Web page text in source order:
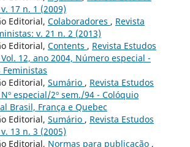
17 n. 1 (2009)
Editorial, Colaboradores , Revista
v. 21 n. 2 (2013)
Editorial, Contents , Revista Estudos
12, ano 2004, Número especial -
Feministas
Editorial, Sumário , Revista Estudos
especial/2º sem./94 - Colóquio
Brasil, França e Quebec
Editorial, Sumário , Revista Estudos
13 n. 3 (2005)
Editorial, Normas para publicação ,